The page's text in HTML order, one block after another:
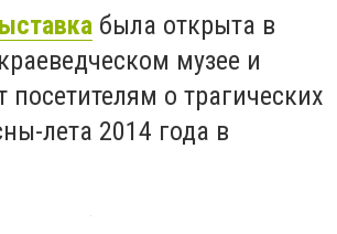
была открыта в
музее и
посетителям о трагических
лета 2014 года в